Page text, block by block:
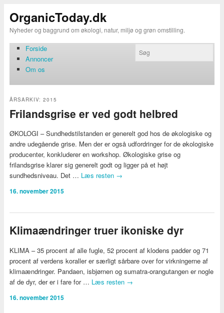
OrganicToday.dk
Nyheder og baggrund om økologi, natur, miljø og grøn omstilling.
Forside
Annoncer
Om os
ÅRSARKIV: 2015
Frilandsgrise er ved godt helbred
ØKOLOGI – Sundhedstilstanden er generelt god hos de økologiske og
andre udegående grise. Men der er også udfordringer for de økologiske
producenter, konkluderer en workshop. Økologiske grise og
frilandsgrise klarer sig generelt godt og ligger på et højt
sundhedsniveau. Det … Læs resten →
16. november 2015
Klimaændringer truer ikoniske dyr
KLIMA – 35 procent af alle fugle, 52 procent af klodens padder og 71
procent af verdens koraller er særligt sårbare over for virkningerne af
klimaændringer. Pandaen, isbjørnen og sumatra-orangutangen er nogle
af de dyr, der er i fare for … Læs resten →
16. november 2015